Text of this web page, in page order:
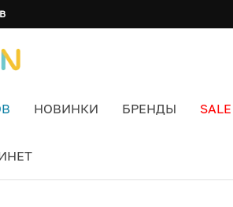
НОВИНКИ БРЕНДЫ SALE